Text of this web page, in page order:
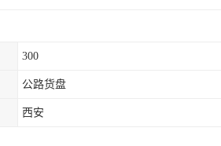
300
公路货盘
西安